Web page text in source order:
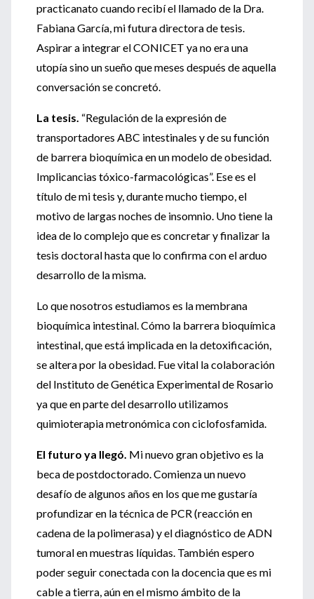
practicanato cuando recibí el llamado de la Dra.
Fabiana García, mi futura directora de tesis.
Aspirar a integrar el CONICET ya no era una
utopía sino un sueño que meses después de aquella
conversación se concretó.
La tesis. “Regulación de la expresión de
transportadores ABC intestinales y de su función
de barrera bioquímica en un modelo de obesidad.
Implicancias tóxico-farmacológicas”. Ese es el
título de mi tesis y, durante mucho tiempo, el
motivo de largas noches de insomnio. Uno tiene la
idea de lo complejo que es concretar y finalizar la
tesis doctoral hasta que lo confirma con el arduo
desarrollo de la misma.
Lo que nosotros estudiamos es la membrana
bioquímica intestinal. Cómo la barrera bioquímica
intestinal, que está implicada en la detoxificación,
se altera por la obesidad. Fue vital la colaboración
del Instituto de Genética Experimental de Rosario
ya que en parte del desarrollo utilizamos
quimioterapia metronómica con ciclofosfamida.
El futuro ya llegó. Mi nuevo gran objetivo es la
beca de postdoctorado. Comienza un nuevo
desafío de algunos años en los que me gustaría
profundizar en la técnica de PCR (reacción en
cadena de la polimerasa) y el diagnóstico de ADN
tumoral en muestras líquidas. También espero
poder seguir conectada con la docencia que es mi
cable a tierra, aún en el mismo ámbito de la